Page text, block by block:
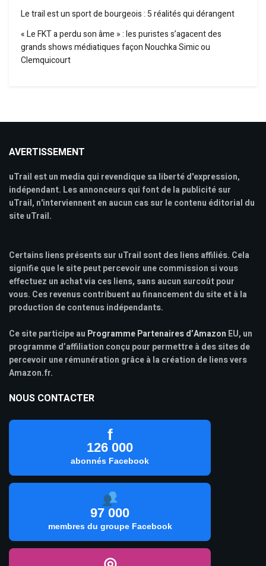
Le trail est un sport de bourgeois : 5 réalités qui dérangent
« Le FKT a perdu son âme » : les puristes s’agacent des
grands shows médiatiques façon Nouchka Simic ou
Clemquicourt
AVERTISSEMENT
uTrail est un media qui revendique sa liberté d'expression,
indépendant. Les annonceurs qui font de la publicité sur
uTrail, n'interviennent en aucun cas sur le contenu éditorial du
site uTrail.
Certains liens présents sur uTrail sont des liens affiliés. Cela
signifie que le site peut percevoir une commission si vous
effectuez un achat via ces liens, sans aucun surcoût pour
vous. Ces revenus contribuent au financement du site et à la
production de contenus indépendants.
Ce site participe au Programme Partenaires d’Amazon EU, un
programme d’affiliation conçu pour permettre à des sites de
percevoir une rémunération grâce à la création de liens vers
Amazon.fr.
NOUS CONTACTER
f
126 000
abonnés Facebook
97 000
membres du groupe Facebook